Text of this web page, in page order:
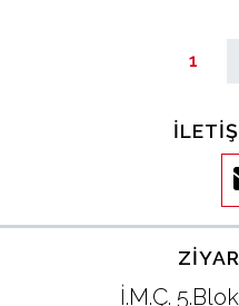
YAZI 1
İ.M.Ç.